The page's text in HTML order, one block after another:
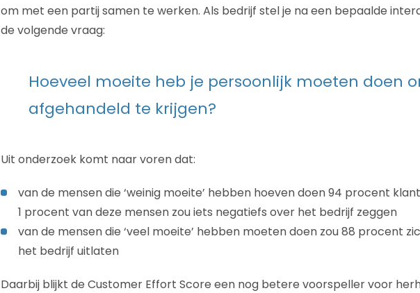
om met een partij samen te werken. Als bedrijf stel je na een bepaalde
de volgende vraag:
Hoeveel moeite heb je persoonlijk moeten doen
afgehandeld te krijgen?
Uit onderzoek komt naar voren dat:
van de mensen die ‘weinig moeite’ hebben hoeven doen 94 procent
1 procent van deze mensen zou iets negatiefs over het bedrijf zeggen
van de mensen die ‘veel moeite’ hebben moeten doen zou 88 procent
het bedrijf uitlaten
Daarbij blijkt de Customer Effort Score een nog betere voorspeller voor